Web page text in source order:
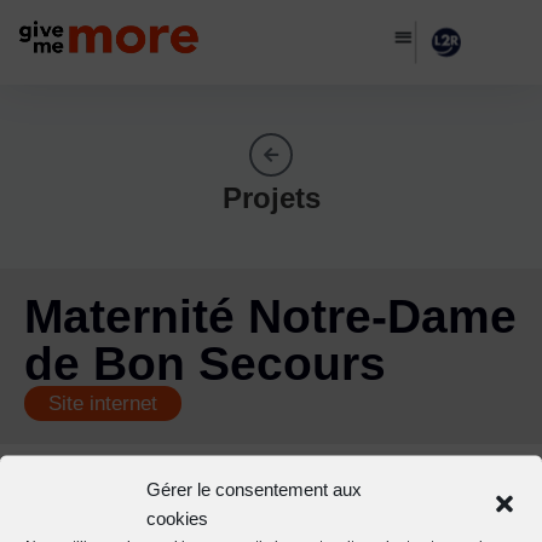
Gérer le consentement aux
cookies
Projets
Maternité Notre-Dame
de Bon Secours
Site internet